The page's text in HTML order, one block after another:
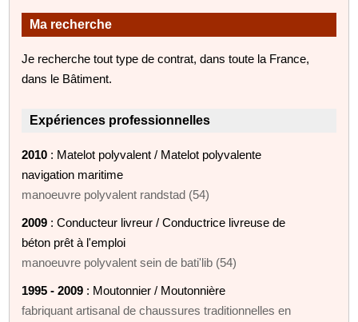
Ma recherche
Je recherche tout type de contrat, dans toute la France,
dans le Bâtiment.
Expériences professionnelles
2010 : Matelot polyvalent / Matelot polyvalente
navigation maritime
manoeuvre polyvalent randstad (54)
2009 : Conducteur livreur / Conductrice livreuse de
béton prêt à l'emploi
manoeuvre polyvalent sein de bati'lib (54)
1995 - 2009 : Moutonnier / Moutonnière
fabriquant artisanal de chaussures traditionnelles en